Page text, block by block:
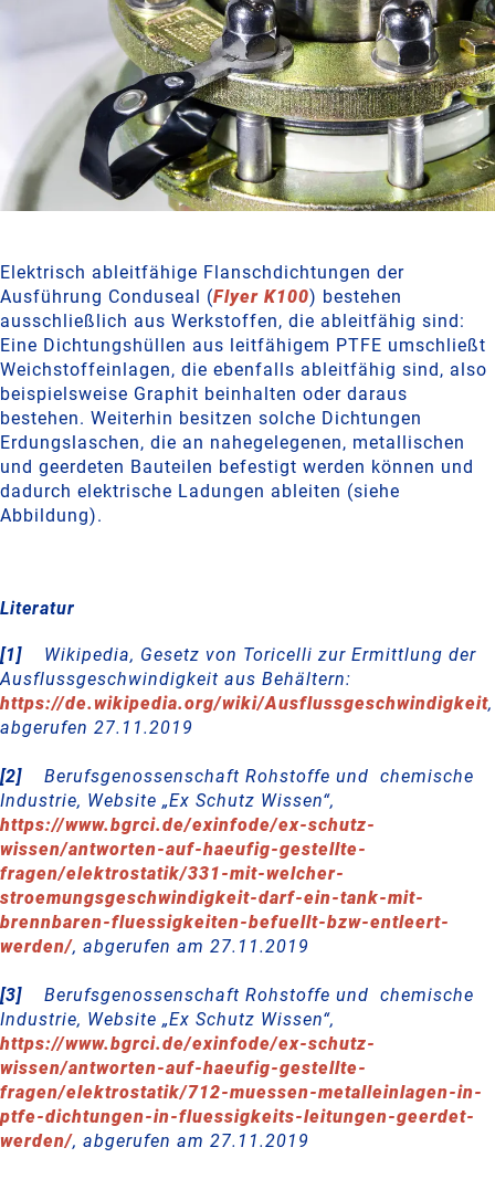
Elektrisch ableitfähige Flanschdichtungen der
Ausführung Conduseal (Flyer K100) bestehen
ausschließlich aus Werkstoffen, die ableitfähig sind:
Eine Dichtungshüllen aus leitfähigem PTFE umschließt
Weichstoffeinlagen, die ebenfalls ableitfähig sind, also
beispielsweise Graphit beinhalten oder daraus
bestehen. Weiterhin besitzen solche Dichtungen
Erdungslaschen, die an nahegelegenen, metallischen
und geerdeten Bauteilen befestigt werden können und
dadurch elektrische Ladungen ableiten (siehe
Abbildung).
Literatur
[1]
Wikipedia, Gesetz von Toricelli zur Ermittlung der
Ausflussgeschwindigkeit aus Behältern:
https://de.wikipedia.org/wiki/Ausflussgeschwindigkeit,
abgerufen 27.11.2019
[2]
Berufsgenossenschaft Rohstoffe und chemische
Industrie, Website „Ex Schutz Wissen“,
https://www.bgrci.de/exinfode/ex-schutz-
wissen/antworten-auf-haeufig-gestellte-
fragen/elektrostatik/331-mit-welcher-
stroemungsgeschwindigkeit-darf-ein-tank-mit-
brennbaren-fluessigkeiten-befuellt-bzw-entleert-
werden/, abgerufen am 27.11.2019
[3]
Berufsgenossenschaft Rohstoffe und chemische
Industrie, Website „Ex Schutz Wissen“,
https://www.bgrci.de/exinfode/ex-schutz-
wissen/antworten-auf-haeufig-gestellte-
fragen/elektrostatik/712-muessen-metalleinlagen-in-
ptfe-dichtungen-in-fluessigkeits-leitungen-geerdet-
werden/, abgerufen am 27.11.2019